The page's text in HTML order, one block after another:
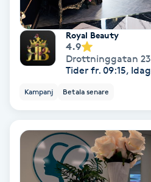
Fet hårbotten
Fettreducering
Fibromassage
Fillers
Fotmassage
Royal Beauty
4.9
Drottninggatan 23
Tider fr. 09:15, Idag
Kampanj Betala senare